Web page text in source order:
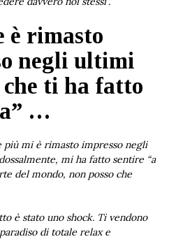
è rimasto
negli ultimi
ti ha fatto
…
più mi è rimasto impresso negli
mi ha fatto sentire “a
del mondo, non posso che
è stato uno shock. Ti vendono
di totale relax e